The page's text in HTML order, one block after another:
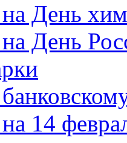
День
День
14